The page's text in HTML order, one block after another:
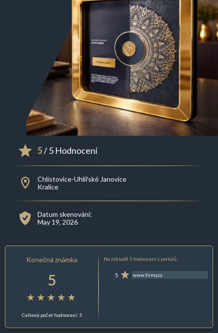
5/ 5 Hodnocení
Chlístovice-Uhlířské Janovice
Kralice
Datum skenování:
May 19, 2026
Konečná známka
5
Celkový počet hodnocení: 5
Na základě 5 hodnocení z portálů:
5 www.firmy.cz